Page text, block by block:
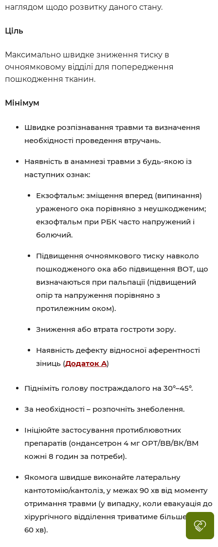
наглядом щодо розвитку даного стану.
Ціль
Максимально швидке зниження тиску в
очноямковому відділі для попередження
пошкодження тканин.
Мінімум
Швидке розпізнавання травми та визначення
необхідності проведення втручань.
Наявність в анамнезі травми з будь-якою із
наступних ознак:
Екзофтальм: зміщення вперед (випинання)
ураженого ока порівняно з неушкодженим;
екзофтальм при РБК часто напружений і
болючий.
Підвищення очноямкового тиску навколо
пошкодженого ока або підвищення ВОТ, що
визначаються при пальпації (підвищений
опір та напруження порівняно з
протилежним оком).
Зниження або втрата гостроти зору.
Наявність дефекту відносної аферентності
зіниць (Додаток A)
Підніміть голову постраждалого на 30°–45°.
За необхідності – розпочніть знеболення.
Ініціюйте застосування протиблювотних
препаратів (ондансетрон 4 мг ОРТ/ВВ/ВК/ВМ
кожні 8 годин за потреби).
Якомога швидше виконайте латеральну
кантотомію/кантоліз, у межах 90 хв від моменту
отримання травми (у випадку, коли евакуація до
хірургічного відділення триватиме більше, ніж
60 хв).